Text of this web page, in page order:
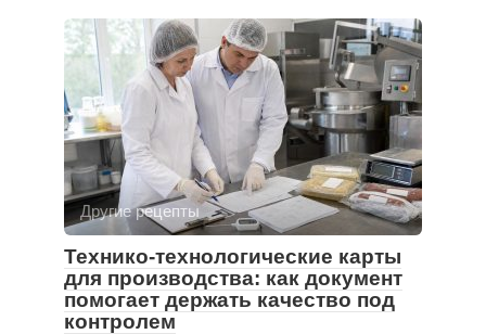
Другие рецепты
Технико-технологические карты
для производства: как документ
помогает держать качество под
контролем